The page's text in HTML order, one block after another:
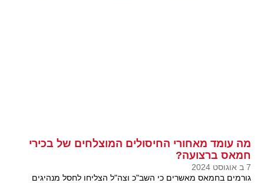
מה עומד מאחורי החיסולים המוצלחים של בכירי
חמאס ברצועה?
7 ב אוגוסט 2024
גורמים בחמאס מאשרים כי השב"כ וצה"ל הצליחו לחסל מנהיגים